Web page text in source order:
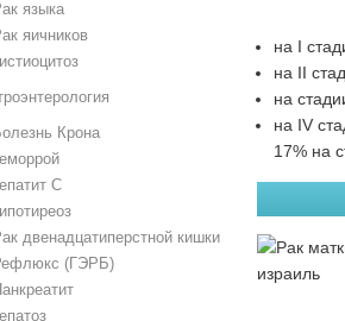
языка
яичников
Гистиоцитоз
Крона
Геморрой
Гепатит С
Гипотиреоз
двенадцатиперстной кишки
(ГЭРБ)
Панкреатит
Гепатоз
на I
на II
на
на IV
17% на